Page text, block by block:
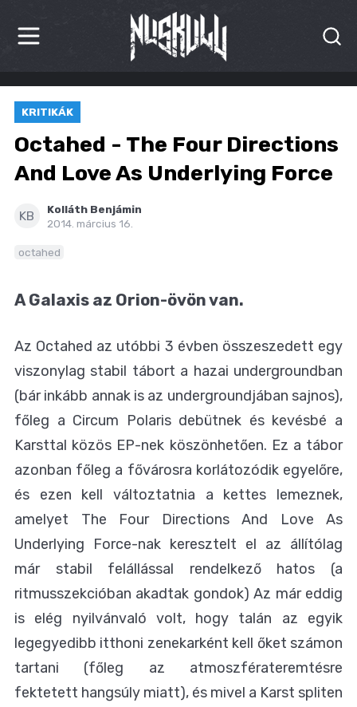
HÍREK
KRITIKÁK
BESZÁMOLÓK
MÁSVILÁG
BLOG
KRITIKÁK
Octahed - The Four Directions
And Love As Underlying Force
KB
Kolláth Benjámin
2014. március 16.
octahed
A Galaxis az Orion-övön van.
Az Octahed az utóbbi 3 évben összeszedett egy
viszonylag stabil tábort a hazai undergroundban
(bár inkább annak is az undergroundjában sajnos),
főleg a Circum Polaris debütnek és kevésbé a
Karsttal közös EP-nek köszönhetően. Ez a tábor
azonban főleg a fővárosra korlátozódik egyelőre,
és ezen kell változtatnia a kettes lemeznek,
amelyet The Four Directions And Love As
Underlying Force-nak keresztelt el az állítólag
már stabil felállással rendelkező hatos (a
ritmusszekcióban akadtak gondok) Az már eddig
is elég nyilvánvaló volt, hogy talán az egyik
legegyedibb itthoni zenekarként kell őket számon
tartani (főleg az atmoszférateremtésre
fektetett hangsúly miatt), és mivel a Karst spliten